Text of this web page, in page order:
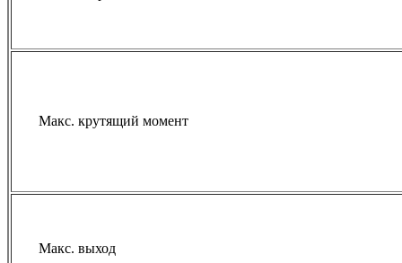
Макс. крутящий момент
Макс. выход